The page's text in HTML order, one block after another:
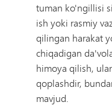
tuman ko'ngillisi
ish yoki rasmiy
qilingan harakat
chiqadigan
himoya qilish,
qoplashdir,
mavjud.